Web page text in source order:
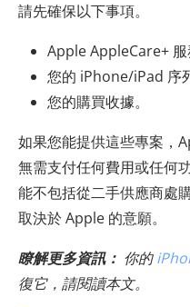
請先確保以下事項。
Apple AppleCare+ 服
您的 iPhone/iPad 序
您的購買收據。
如果您能提供這些專案，
無需支付任何費用或任何
能不包括從二手供應商處
取決於 Apple 的意願。
瞭解更多資訊： 你的
復它，請閱讀本文。